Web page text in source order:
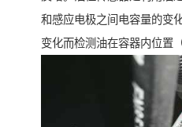
和感应电极之间电容量的变
变化而检测油在容器内位置